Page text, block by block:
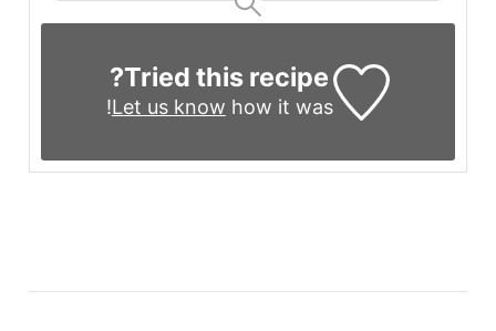
Tried this recipe?
Let us know how it was!